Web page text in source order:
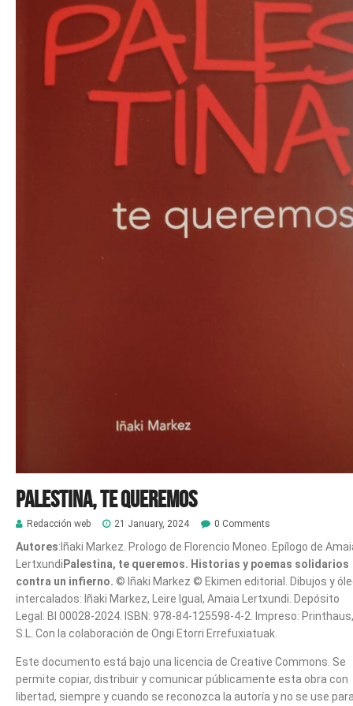
Palestina, te queremos
Redacción web 21 January, 2024 0 Comments
Autores:Iñaki Markez. Prologo de Florencio Moneo. Epílogo de
LertxundiPalestina, te queremos. Historias y poemas solidarios
contra un infierno. © Iñaki Markez © Ekimen editorial. Dibujos y
intercalados: Iñaki Markez, Leire Igual, Amaia Lertxundi. Depósito
Legal: BI 00028-2024. ISBN: 978-84-125598-4-2. Impreso: Printhaus,
S.L. Con la colaboración de Ongi Etorri Errefuxiatuak.
Este documento está bajo una licencia de Creative Commons. Se
permite copiar, distribuir y comunicar públicamente esta obra con
libertad, siempre y cuando se reconozca la autoría y no se use